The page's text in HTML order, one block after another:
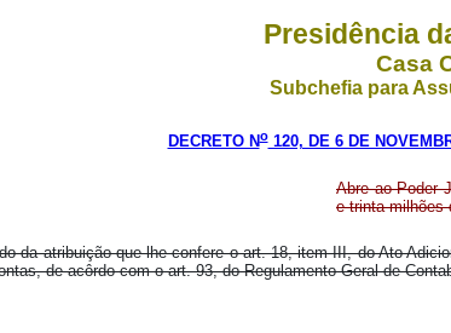
Presidência
Casa
Subchefia para
DECRETO No120, DE 6 DE
Abre ao Poder
e trinta milhões
da atribuição que lhe confere o art. 18, item III, do Ato
de acôrdo com o art. 93, do Regulamento Geral de